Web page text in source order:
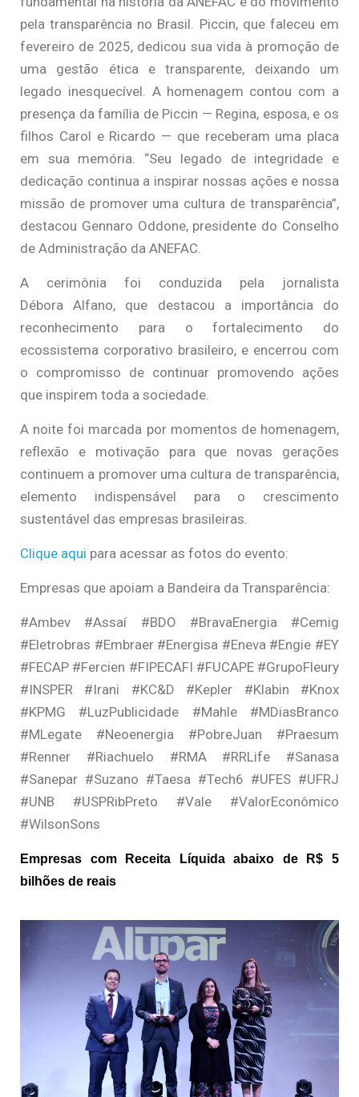
pela transparência no Brasil. Piccin, que faleceu em
fevereiro de 2025, dedicou sua vida à promoção de
uma gestão ética e transparente, deixando um
legado inesquecível. A homenagem contou com a
presença da família de Piccin — Regina, esposa, e os
filhos Carol e Ricardo — que receberam uma placa
em sua memória. “Seu legado de integridade e
dedicação continua a inspirar nossas ações e nossa
missão de promover uma cultura de transparência”,
destacou Gennaro Oddone, presidente do Conselho
de Administração da ANEFAC.
A cerimônia foi conduzida pela jornalista
Débora Alfano, que destacou a importância do
reconhecimento para o fortalecimento do
ecossistema corporativo brasileiro, e encerrou com
o compromisso de continuar promovendo ações
que inspirem toda a sociedade.
A noite foi marcada por momentos de homenagem,
reflexão e motivação para que novas gerações
continuem a promover uma cultura de transparência,
elemento indispensável para o crescimento
sustentável das empresas brasileiras.
Clique aqui para acessar as fotos do evento:
Empresas que apoiam a Bandeira da Transparência:
#Ambev #Assaí #BDO #BravaEnergia #Cemig
#Eletrobras #Embraer #Energisa #Eneva #Engie #EY
#FECAP #Fercien #FIPECAFI #FUCAPE #GrupoFleury
#INSPER #Irani #KC&D #Kepler #Klabin #Knox
#KPMG #LuzPublicidade #Mahle #MDiasBranco
#MLegate #Neoenergia #PobreJuan #Praesum
#Renner #Riachuelo #RMA #RRLife #Sanasa
#Sanepar #Suzano #Taesa #Tech6 #UFES #UFRJ
#UNB #USPRibPreto #Vale #ValorEconômico
#WilsonSons
Empresas com Receita Líquida abaixo de R$ 5
bilhões de reais